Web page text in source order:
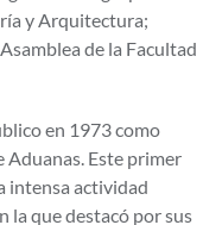
y Arquitectura;
de la Facultad
en 1973 como
Aduanas. Este primer
intensa actividad
la que destacó por sus